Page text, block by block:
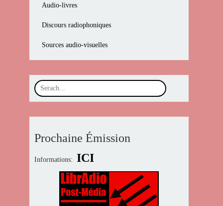
Audio-livres
Discours radiophoniques
Sources audio-visuelles
Prochaine Émission
Informations: ICI